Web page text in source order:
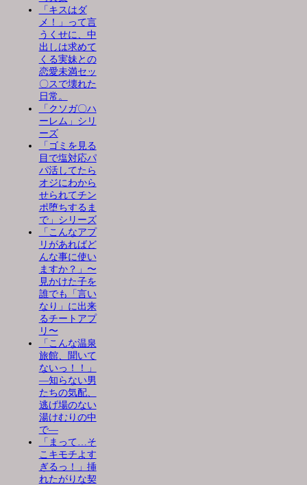
「キスはダ
メ！」って言
うくせに、中
出しは求めて
くる実妹との
恋愛未満セッ
〇スで壊れた
日常。
「クソガ〇ハ
ーレム」シリ
ーズ
「ゴミを見る
目で塩対応パ
パ活してたら
オジにわから
せられてチン
ポ堕ちするま
で」シリーズ
「こんなアプ
リがあればど
んな事に使い
ますか？」〜
見かけた子を
誰でも「言い
なり」に出来
るチートアプ
リ〜
「こんな温泉
旅館、聞いて
ないっ！！」
―知らない男
たちの気配、
逃げ場のない
湯けむりの中
で―
「まって…そ
こキモチよす
ぎるっ！」挿
れたがりな契